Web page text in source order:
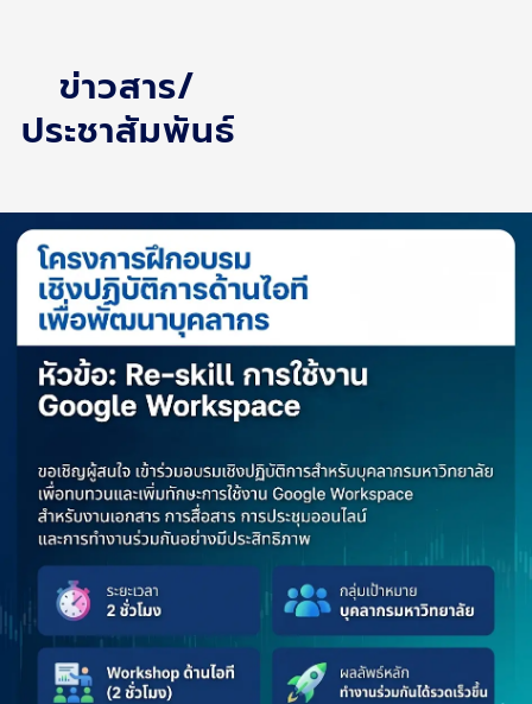
ข่าวสาร/
ประชาสัมพันธ์